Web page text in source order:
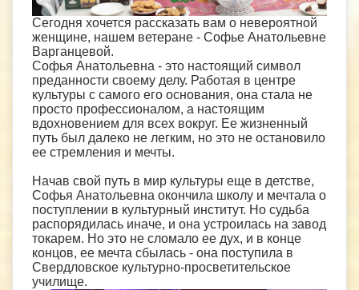
Сегодня хочется рассказать вам о невероятной
женщине, нашем ветеране - Софье Анатольевне
Варганцевой.
Софья Анатольевна - это настоящий символ
преданности своему делу. Работая в центре
культуры с самого его основания, она стала не
просто профессионалом, а настоящим
вдохновением для всех вокруг. Ее жизненный
путь был далеко не легким, но это не остановило
ее стремления и мечты.
Начав свой путь в мир культуры еще в детстве,
Софья Анатольевна окончила школу и мечтала о
поступлении в культурный институт. Но судьба
распорядилась иначе, и она устроилась на завод
токарем. Но это не сломало ее дух, и в конце
концов, ее мечта сбылась - она поступила в
Свердловское культурно-просветительское
училище.